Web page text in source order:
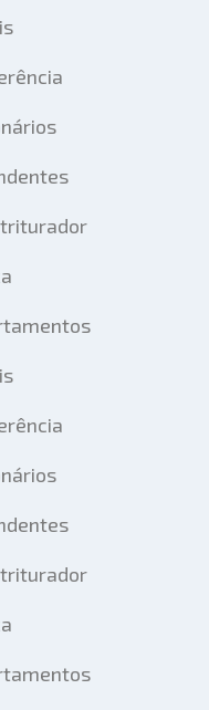
triturador
triturador